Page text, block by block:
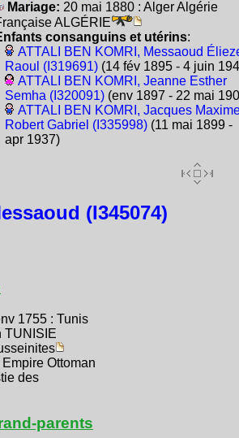
Mariage: 20 mai 1880 : Alger Algérie
ALGÉRIE
consanguins et utérins:
ATTALI BEN KOMRI, Messaoud
Raoul (I319691)(14 fév 1895 - 4 juin
ATTALI BEN KOMRI, Jeanne Esther
Semha (I320091)(env 1897 - 22 mai
ATTALI BEN KOMRI, Jacques
Robert Gabriel (I335998)(11 mai 1899 -
apr 1937)
(I345074)
1755 : Tunis
TUNISIE
Ottoman
des
parents